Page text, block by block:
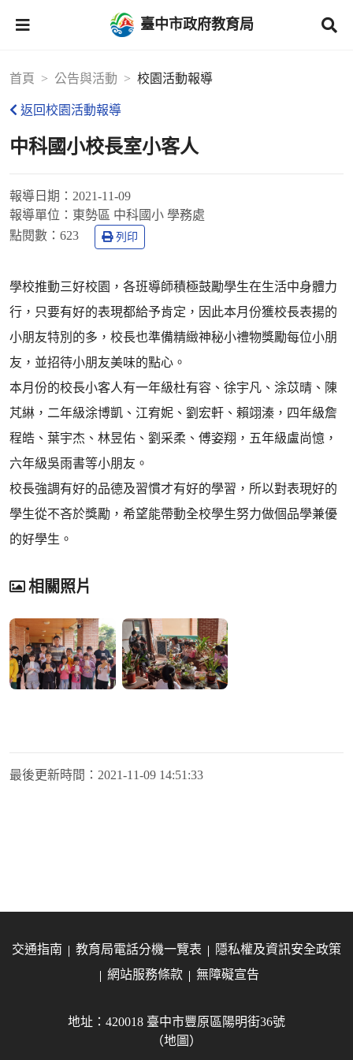
臺中市政府教育局
首頁 公告與活動 校園活動報導
返回校園活動報導
中科國小校長室小客人
報導日期： 2021-11-09
報導單位： 東勢區 中科國小 學務處
點閱數： 623 列印
學校推動三好校園，各班導師積極鼓勵學生在生活中身體力
行，只要有好的表現都給予肯定，因此本月份獲校長表揚的
小朋友特別的多，校長也準備精緻神秘小禮物獎勵每位小朋
友，並招待小朋友美味的點心。
本月份的校長小客人有一年級杜有容、徐宇凡、涂苡晴、陳
芃綝，二年級涂博凱、江宥妮、劉宏軒、賴翊溱，四年級詹
程皓、葉宇杰、林昱佑、劉采柔、傅姿翔，五年級盧尚憶，
六年級吳雨書等小朋友。
校長強調有好的品德及習慣才有好的學習，所以對表現好的
學生從不吝於獎勵，希望能帶動全校學生努力做個品學兼優
的好學生。
相關照片
最後更新時間： 2021-11-09 14:51:33
交通指南 教育局電話分機一覽表
隱私權及資訊安全政策
網站服務條款
無障礙宣告
地址：420018 臺中市豐原區陽明街36號
（地圖）